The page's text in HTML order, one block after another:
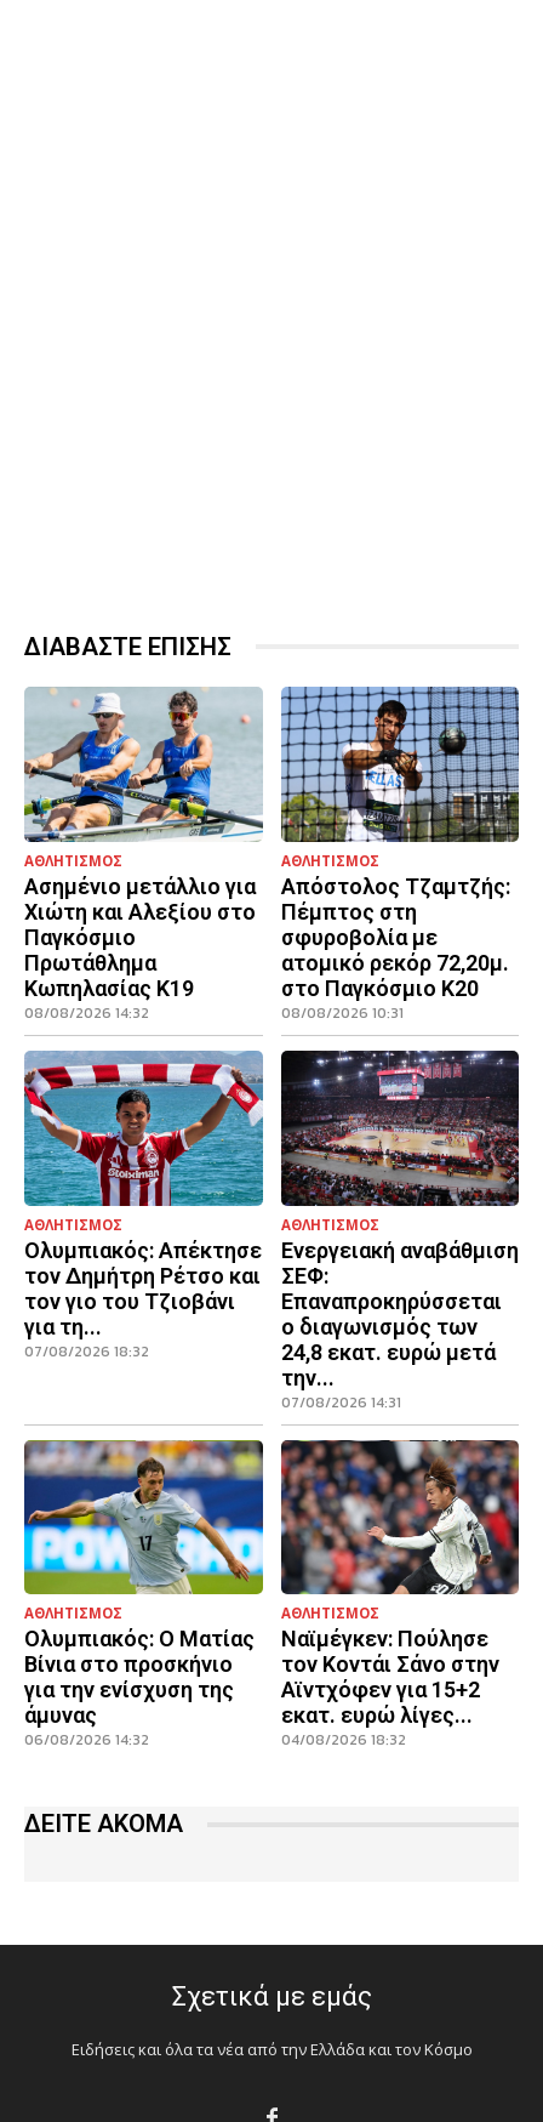
ΔΙΑΒΑΣΤΕ ΕΠΙΣΗΣ
ΑΘΛΗΤΙΣΜΟΣ
Ασημένιο μετάλλιο για
Χιώτη και Αλεξίου στο
Παγκόσμιο
Πρωτάθλημα
Κωπηλασίας Κ19
08/08/2026 14:32
ΑΘΛΗΤΙΣΜΟΣ
Απόστολος Τζαμτζής:
Πέμπτος στη
σφυροβολία με
ατομικό ρεκόρ 72,20μ.
στο Παγκόσμιο Κ20
08/08/2026 10:31
ΑΘΛΗΤΙΣΜΟΣ
Ολυμπιακός: Απέκτησε
τον Δημήτρη Ρέτσο και
τον γιο του Τζιοβάνι
για τη...
07/08/2026 18:32
ΑΘΛΗΤΙΣΜΟΣ
Ενεργειακή αναβάθμιση
ΣΕΦ:
Επαναπροκηρύσσεται
ο διαγωνισμός των
24,8 εκατ. ευρώ μετά
την...
07/08/2026 14:31
ΑΘΛΗΤΙΣΜΟΣ
Ολυμπιακός: Ο Ματίας
Βίνια στο προσκήνιο
για την ενίσχυση της
άμυνας
06/08/2026 14:32
ΑΘΛΗΤΙΣΜΟΣ
Ναϊμέγκεν: Πούλησε
τον Κοντάι Σάνο στην
Αϊντχόφεν για 15+2
εκατ. ευρώ λίγες...
04/08/2026 18:32
ΔΕΙΤΕ ΑΚΟΜΑ
Σχετικά με εμάς
Ειδήσεις και όλα τα νέα από την Ελλάδα και τον Κόσμο